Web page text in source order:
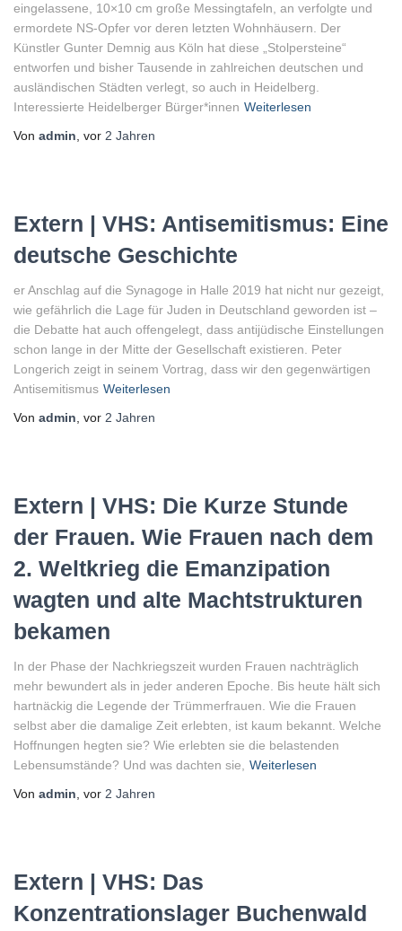
eingelassene, 10×10 cm große Messingtafeln, an verfolgte und
ermordete NS-Opfer vor deren letzten Wohnhäusern. Der
Künstler Gunter Demnig aus Köln hat diese „Stolpersteine“
entworfen und bisher Tausende in zahlreichen deutschen und
ausländischen Städten verlegt, so auch in Heidelberg.
Interessierte Heidelberger Bürger*innen Weiterlesen
Von admin , vor 2 Jahren
Extern | VHS: Antisemitismus: Eine
deutsche Geschichte
er Anschlag auf die Synagoge in Halle 2019 hat nicht nur gezeigt,
wie gefährlich die Lage für Juden in Deutschland geworden ist –
die Debatte hat auch offengelegt, dass antijüdische Einstellungen
schon lange in der Mitte der Gesellschaft existieren. Peter
Longerich zeigt in seinem Vortrag, dass wir den gegenwärtigen
Antisemitismus Weiterlesen
Von admin , vor 2 Jahren
Extern | VHS: Die Kurze Stunde
der Frauen. Wie Frauen nach dem
2. Weltkrieg die Emanzipation
wagten und alte Machtstrukturen
bekamen
In der Phase der Nachkriegszeit wurden Frauen nachträglich
mehr bewundert als in jeder anderen Epoche. Bis heute hält sich
hartnäckig die Legende der Trümmerfrauen. Wie die Frauen
selbst aber die damalige Zeit erlebten, ist kaum bekannt. Welche
Hoffnungen hegten sie? Wie erlebten sie die belastenden
Lebensumstände? Und was dachten sie,
Weiterlesen
Von admin , vor 2 Jahren
Extern | VHS: Das
Konzentrationslager Buchenwald